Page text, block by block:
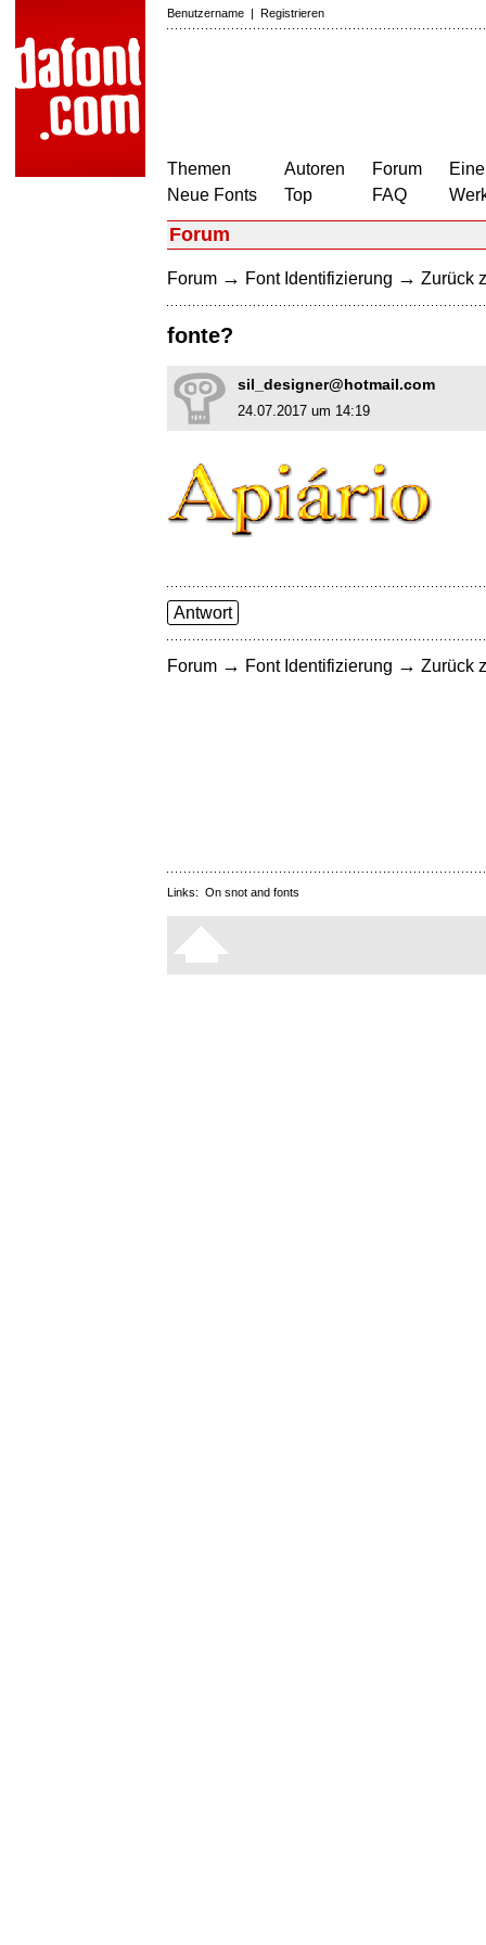
Benutzername | Registrieren
Themen
Neue Fonts
Autoren
Top
Forum
FAQ
Forum
Forum → Font Identifizierung → Zurück
fonte?
sil_designer@hotmail.com
24.07.2017 um 14:19
Antwort
Forum → Font Identifizierung → Zurück
Links: On snot and fonts